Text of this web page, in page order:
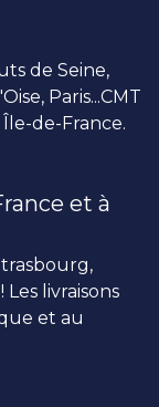
de Seine,
Paris...CMT
de-France.
et à
Les livraisons
et au